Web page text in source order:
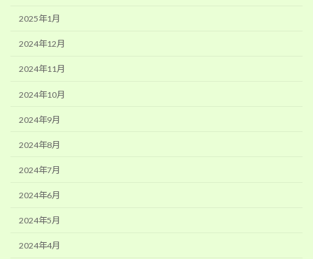
2025年1月
2024年12月
2024年11月
2024年10月
2024年9月
2024年8月
2024年7月
2024年6月
2024年5月
2024年4月